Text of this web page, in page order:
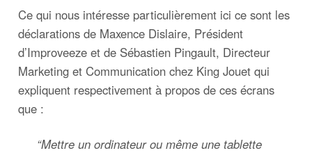
Ce qui nous intéresse particulièrement ici ce sont les
déclarations de Maxence Dislaire, Président
d’Improveeze et de Sébastien Pingault, Directeur
Marketing et Communication chez King Jouet qui
expliquent respectivement à propos de ces écrans
que :
“Mettre un ordinateur ou même une tablette